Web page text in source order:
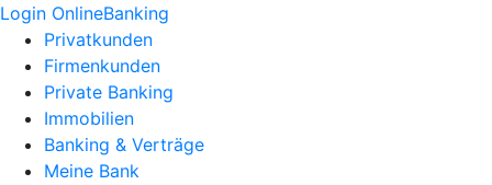
Login OnlineBanking
Privatkunden
Firmenkunden
Private Banking
Immobilien
Banking & Verträge
Meine Bank